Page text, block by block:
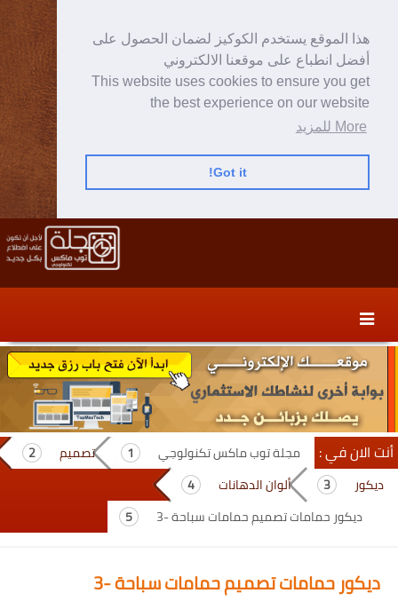
هذا الموقع يستخدم الكوكيز لضمان الحصول على
أفضل انطباع على موقعنا الالكتروني
This website uses cookies to ensure you get
the best experience on our website
More للمزيد
Got it!
content
secondary
content
أنت الان في : مجلة توب ماكس تكنولوجي
تصميم
ديكور
ألوان الدهانات
ديكور حمامات تصميم حمامات سباحة -3
ديكور حمامات تصميم حمامات سباحة -3